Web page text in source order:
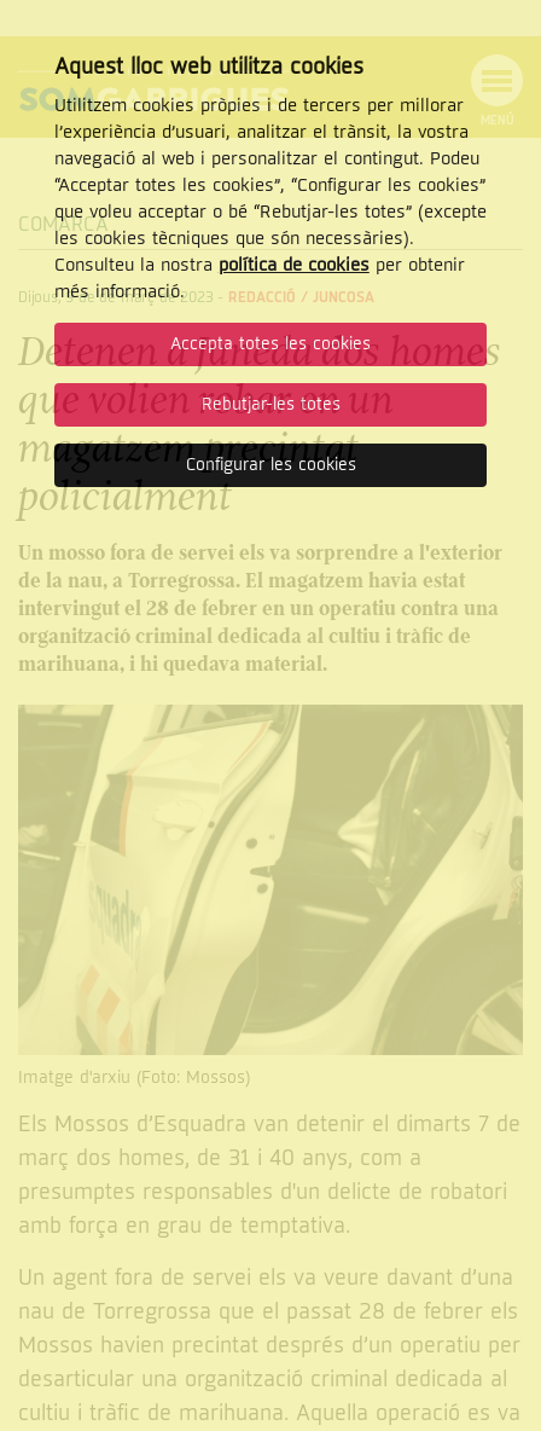
NAVEGACIÓ
MENÚ
Cercar
CERCAR
COMARCA
Dijous, 9 de de març de 2023 - REDACCIÓ /JUNCOSA
Detenen a Juneda dos homes
que volien robar en un
magatzem precintat
policialment
Un mosso fora de servei els va sorprendre a l'exterior
de la nau, a Torregrossa. El magatzem havia estat
intervingut el 28 de febrer en un operatiu contra una
organització criminal dedicada al cultiu i tràfic de
marihuana, i hi quedava material.
Imatge d'arxiu (Foto: Mossos)
Els Mossos d’Esquadra van detenir el dimarts 7 de
març dos homes, de 31 i 40 anys, com a
presumptes responsables d'un delicte de robatori
amb força en grau de temptativa.
Un agent fora de servei els va veure davant d’una
nau de Torregrossa que el passat 28 de febrer els
Mossos havien precintat després d’un operatiu per
desarticular una organització criminal dedicada al
cultiu i tràfic de marihuana. Aquella operació es va
Aquest lloc web utilitza cookies
Utilitzem cookies pròpies i de tercers per millorar
l’experiència d’usuari, analitzar el trànsit, la vostra
navegació al web i personalitzar el contingut. Podeu
“Acceptar totes les cookies”, “Configurar les cookies”
que voleu acceptar o bé “Rebutjar-les totes” (excepte
les cookies tècniques que són necessàries).
Consulteu la nostra política de cookiesper obtenir
més informació.
Accepta totes les cookies
Rebutjar-les totes
Configurar les cookies